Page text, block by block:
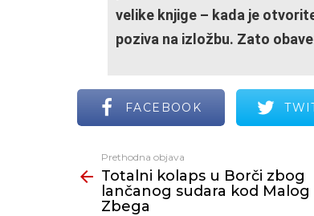
velike knjige – kada je
poziva na izložbu. Zato
FACEBOOK
još
Prethodna objava
Totalni kolaps u Borči zbog
lančanog sudara kod Malog
Zbega